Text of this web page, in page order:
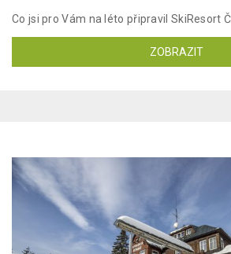
Co jsi pro Vám na léto připravil SkiResort
ZOBRAZIT